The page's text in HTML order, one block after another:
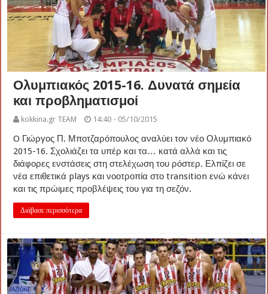
Ολυμπιακός 2015-16. Δυνατά σημεία
και προβληματισμοί
kokkina.gr TEAM 14:40 - 05/10/2015
O Γιώργος Π. Μποτζαρόπουλος αναλύει τον νέο Ολυμπιακό
2015-16. Σχολιάζει τα υπέρ και τα… κατά αλλά και τις
διάφορες ενστάσεις στη στελέχωση του ρόστερ. Ελπίζει σε
νέα επιθετικά plays και νοοτροπία στο transition ενώ κάνει
και τις πρώιμες προβλέψεις του για τη σεζόν.
Διάβασε περισσότερα